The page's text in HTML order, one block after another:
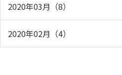
2020年03月（8）
2020年02月（4）